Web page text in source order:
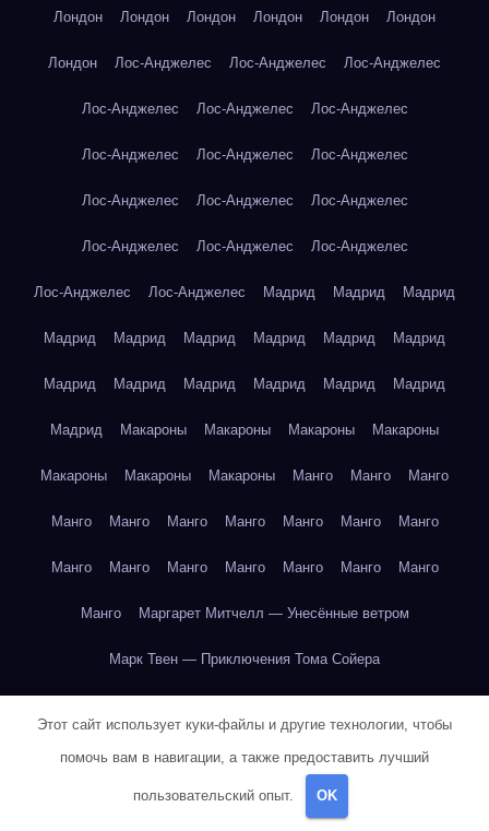
Лондон Лондон Лондон Лондон Лондон Лондон
Лондон Лос-Анджелес Лос-Анджелес Лос-Анджелес
Лос-Анджелес Лос-Анджелес Лос-Анджелес
Лос-Анджелес Лос-Анджелес Лос-Анджелес
Лос-Анджелес Лос-Анджелес Лос-Анджелес
Лос-Анджелес Лос-Анджелес Лос-Анджелес
Лос-Анджелес Лос-Анджелес Мадрид Мадрид Мадрид
Мадрид Мадрид Мадрид Мадрид Мадрид Мадрид
Мадрид Мадрид Мадрид Мадрид Мадрид Мадрид
Мадрид Макароны Макароны Макароны Макароны
Макароны Макароны Макароны Манго Манго Манго
Манго Манго Манго Манго Манго Манго Манго
Манго Манго Манго Манго Манго Манго Манго
Манго Маргарет Митчелл — Унесённые ветром
Марк Твен — Приключения Тома Сойера
Марк Твен — Приключения Тома Сойера
Марк Твен — Приключения Тома Сойера
Этот сайт использует куки-файлы и другие технологии, чтобы
помочь вам в навигации, а также предоставить лучший
пользовательский опыт. OK